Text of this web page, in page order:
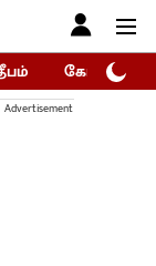
கோகுலம்/
Advertisement